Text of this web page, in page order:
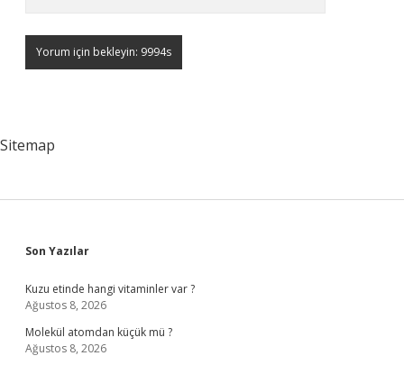
Sitemap
Sidebar
Son Yazılar
Kuzu etinde hangi vitaminler var ?
Ağustos 8, 2026
Molekül atomdan küçük mü ?
Ağustos 8, 2026